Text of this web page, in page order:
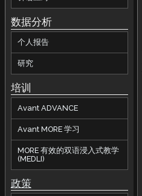
数据分析
个人报告
研究
培训
Avant ADVANCE
Avant MORE 学习
MORE 有效的双语浸入式教学
(MEDLI)
政策